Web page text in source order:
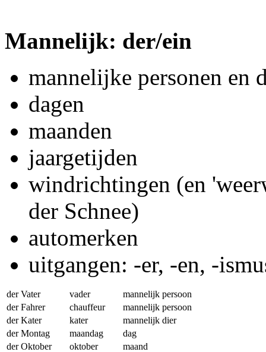
Mannelijk: der/ein
mannelijke personen en
dagen
maanden
jaargetijden
windrichtingen (en
der Schnee)
automerken
uitgangen: -er, -en, -
der Vater vader
mannelijk persoon
der Fahrer
chauffeur
mannelijk persoon
der Kater
kater
mannelijk dier
der Montag
maandag
dag
der Oktober
oktober
maand